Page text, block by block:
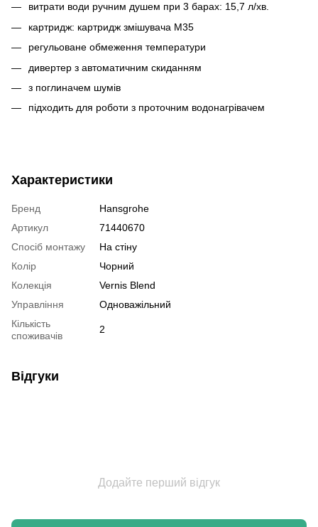
витрати води ручним душем при 3 барах: 15,7 л/хв.
картридж: картридж змішувача M35
регульоване обмеження температури
дивертер з автоматичним скиданням
з поглиначем шумів
підходить для роботи з проточним водонагрівачем
Характеристики
Бренд
Hansgrohe
Артикул
71440670
Спосіб монтажу
На стіну
Колір
Чорний
Колекція
Vernis Blend
Управління
Одноважільний
Кількість
споживачів
2
Відгуки
Додайте перший відгук